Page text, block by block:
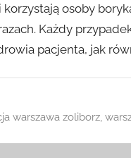
osoby
Każdy
pacjenta, jak
warszawa zoliborz,